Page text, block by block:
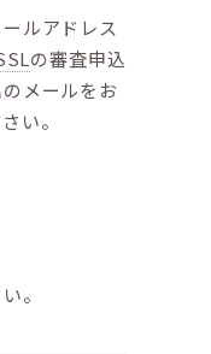
ルアドレス
の審査申込
メールをお
い。
。